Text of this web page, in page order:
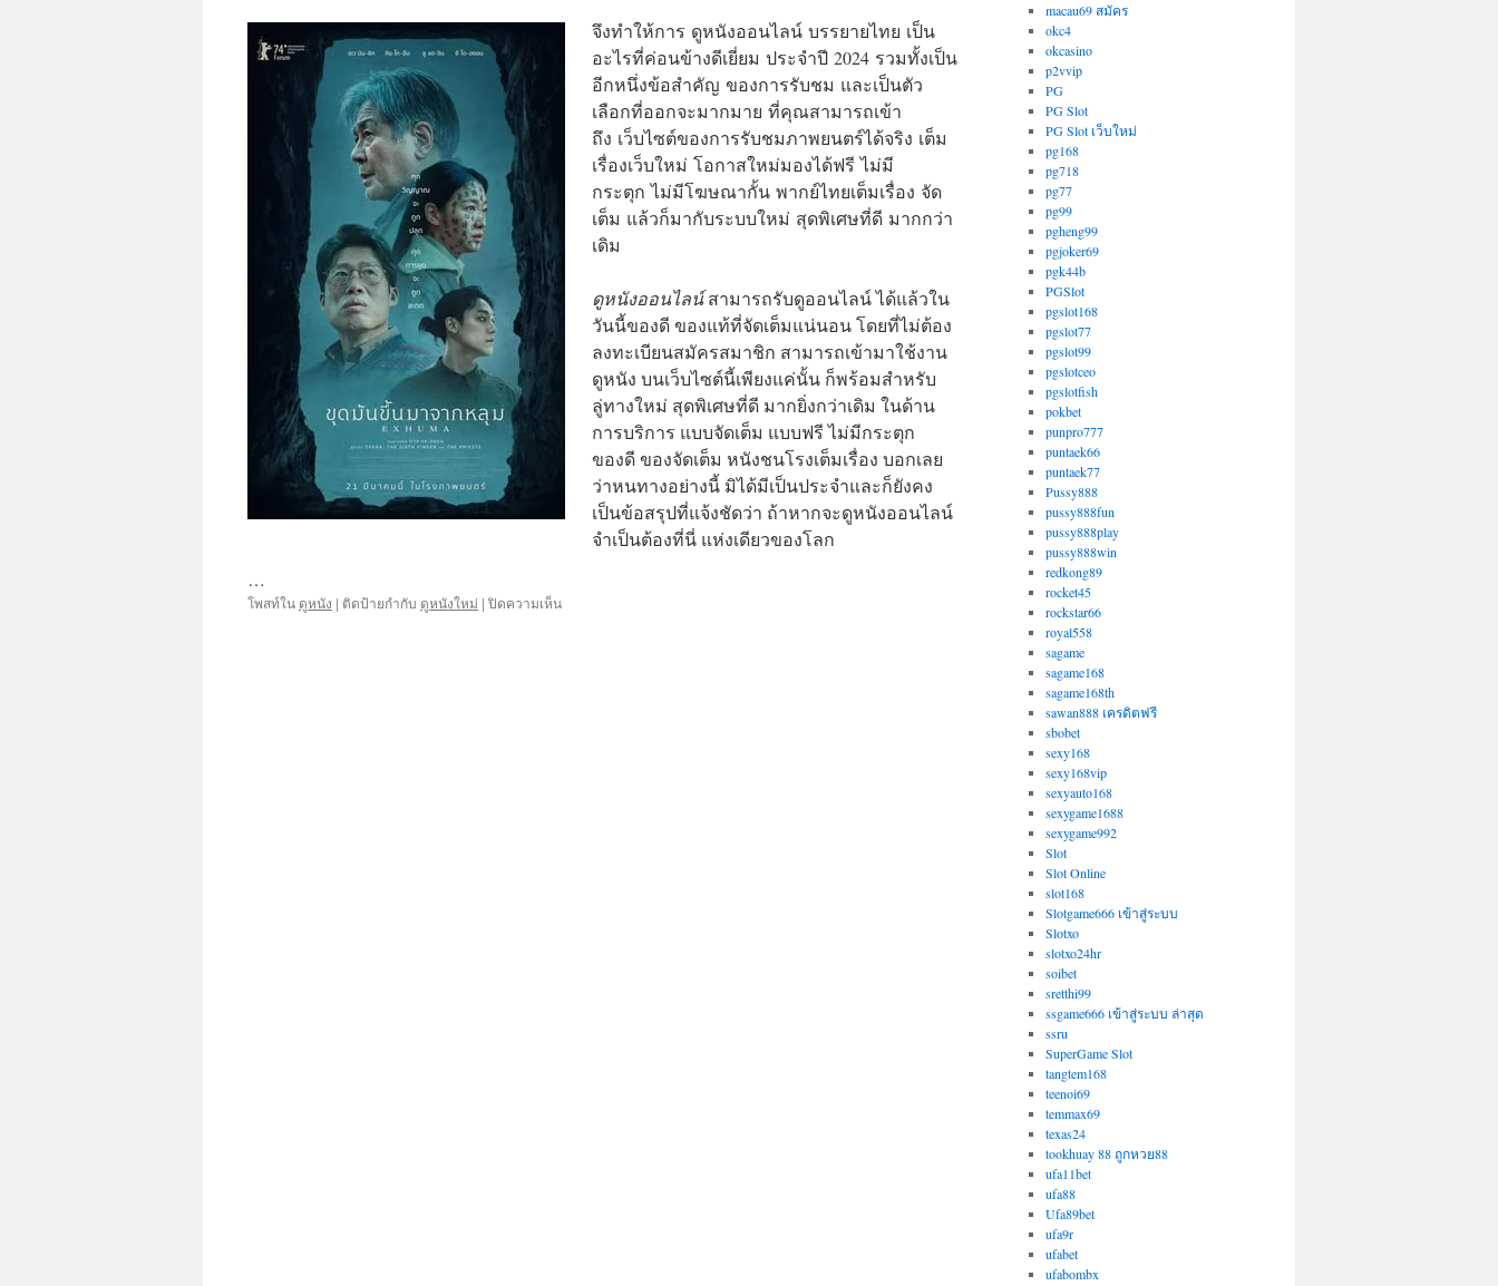
จึงทำให้การ ดูหนังออนไลน์ บรรยายไทย เป็น
อะไรที่ค่อนข้างดีเยี่ยม ประจำปี 2024 รวมทั้งเป็น
อีกหนึ่งข้อสำคัญ ของการรับชม และเป็นตัว
เลือกที่ออกจะมากมาย ที่คุณสามารถเข้า
ถึง เว็บไซต์ของการรับชมภาพยนตร์ได้จริง เต็ม
เรื่องเว็บใหม่ โอกาสใหม่มองได้ฟรี ไม่มี
กระตุก ไม่มีโฆษณากั้น พากย์ไทยเต็มเรื่อง จัด
เต็ม แล้วก็มากับระบบใหม่ สุดพิเศษที่ดี มากกว่า
เดิม
ดูหนังออนไลน์สามารถรับดูออนไลน์ ได้แล้วใน
วันนี้ของดี ของแท้ที่จัดเต็มแน่นอน โดยที่ไม่ต้อง
ลงทะเบียนสมัครสมาชิก สามารถเข้ามาใช้งาน
ดูหนัง บนเว็บไซต์นี้เพียงแค่นั้น ก็พร้อมสำหรับ
ลู่ทางใหม่ สุดพิเศษที่ดี มากยิ่งกว่าเดิม ในด้าน
การบริการ แบบจัดเต็ม แบบฟรี ไม่มีกระตุก
ของดี ของจัดเต็ม หนังชนโรงเต็มเรื่อง บอกเลย
ว่าหนทางอย่างนี้ มิได้มีเป็นประจำและก็ยังคง
เป็นข้อสรุปที่แจ้งชัดว่า ถ้าหากจะดูหนังออนไลน์
จำเป็นต้องที่นี่ แห่งเดียวของโลก
…
โพสท์ใน ดูหนัง | ติดป้ายกำกับ ดูหนังใหม่ | ปิดความเห็นบน
macau69 สมัคร
okc4
okcasino
p2vvip
PG
PG Slot
PG Slot เว็บใหม่
pg168
pg718
pg77
pg99
pgheng99
pgjoker69
pgk44b
PGSlot
pgslot168
pgslot77
pgslot99
pgslotceo
pgslotfish
pokbet
punpro777
puntaek66
puntaek77
Pussy888
pussy888fun
pussy888play
pussy888win
redkong89
rocket45
rockstar66
royal558
sagame
sagame168
sagame168th
sawan888 เครดิตฟรี
sbobet
sexy168
sexy168vip
sexyauto168
sexygame1688
sexygame992
Slot
Slot Online
slot168
Slotgame666 เข้าสู่ระบบ
Slotxo
slotxo24hr
soibet
sretthi99
ssgame666 เข้าสู่ระบบ ล่าสุด
ssru
SuperGame Slot
tangtem168
teenoi69
temmax69
texas24
tookhuay 88 ถูกหวย88
ufa11bet
ufa88
Ufa89bet
ufa9r
ufabet
ufabombx